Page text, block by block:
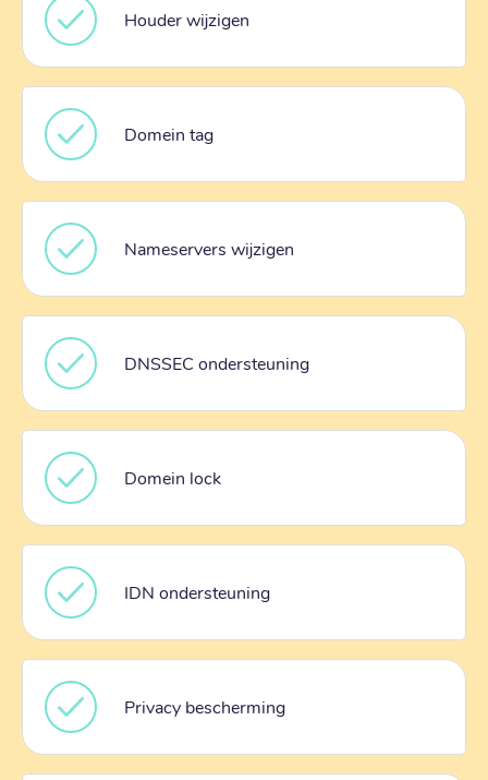
Houder wijzigen
Domein tag
Nameservers wijzigen
DNSSEC ondersteuning
Domein lock
IDN ondersteuning
Privacy bescherming